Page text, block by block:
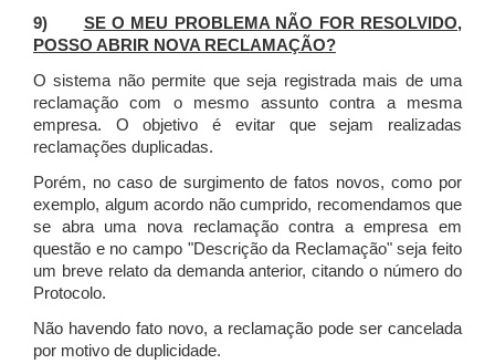
9) SE O MEU PROBLEMA NÃO FOR RESOLVIDO,
POSSO ABRIR NOVA RECLAMAÇÃO?
O sistema não permite que seja registrada mais de uma
reclamação com o mesmo assunto contra a mesma
empresa. O objetivo é evitar que sejam realizadas
reclamações duplicadas.
Porém, no caso de surgimento de fatos novos, como por
exemplo, algum acordo não cumprido, recomendamos que
se abra uma nova reclamação contra a empresa em
questão e no campo "Descrição da Reclamação" seja feito
um breve relato da demanda anterior, citando o número do
Protocolo.
Não havendo fato novo, a reclamação pode ser cancelada
por motivo de duplicidade.